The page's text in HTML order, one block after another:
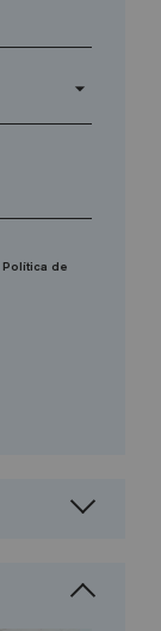
arrow_drop_down
Política de